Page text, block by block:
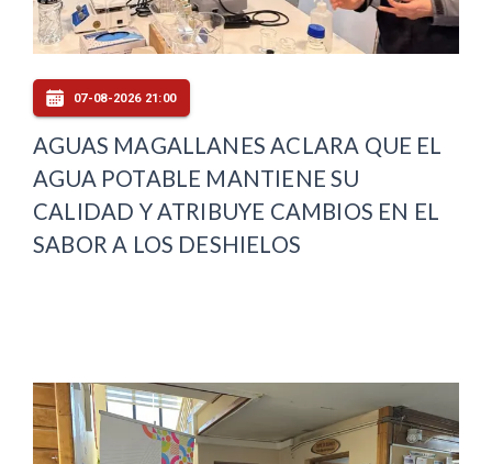
07-08-2026 21:00
AGUAS MAGALLANES ACLARA QUE EL
AGUA POTABLE MANTIENE SU
CALIDAD Y ATRIBUYE CAMBIOS EN EL
SABOR A LOS DESHIELOS